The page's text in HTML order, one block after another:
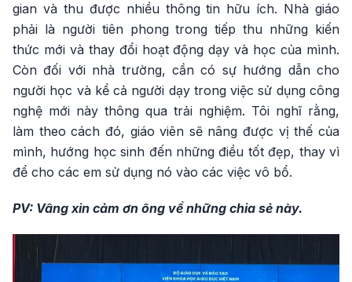
gian và thu được nhiều thông tin hữu ích. Nhà giáo
phải là người tiên phong trong tiếp thu những kiến
thức mới và thay đổi hoạt động dạy và học của mình.
Còn đối với nhà trường, cần có sự hướng dẫn cho
người học và kể cả người dạy trong việc sử dụng công
nghệ mới này thông qua trải nghiệm. Tôi nghĩ rằng,
làm theo cách đó, giáo viên sẽ nâng được vị thế của
mình, hướng học sinh đến những điều tốt đẹp, thay vì
để cho các em sử dụng nó vào các việc vô bổ.
PV: Vâng xin cảm ơn ông về những chia sẻ này.